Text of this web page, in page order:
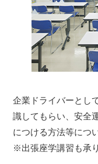
企業ドライバーとし
識してもらい、安全
につける方法等につ
※出張座学講習も承